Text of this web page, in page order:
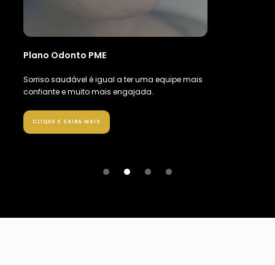
Plano Odonto PME
Sorriso saudável é igual a ter uma equipe mais
confiante e muito mais engajada.
CLIQUE E SAIBA MAIS